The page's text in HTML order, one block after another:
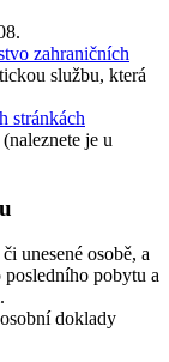
zahraničních
službu, která
stránkách
(naleznete je u
unesené osobě, a
pobytu a
doklady